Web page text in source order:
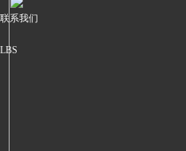
联系我们
LBS